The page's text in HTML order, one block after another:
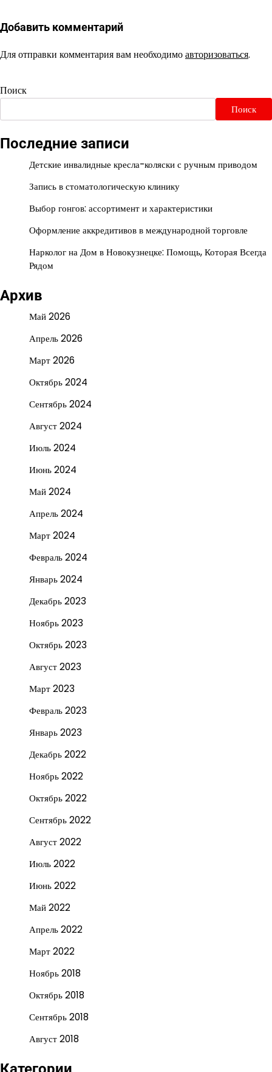
Добавить комментарий
Для отправки комментария вам необходимоавторизоваться.
Поиск
Поиск
Последние записи
Детские инвалидные кресла-коляски с ручным приводом
Запись в стоматологическую клинику
Выбор гонгов: ассортимент и характеристики
Оформление аккредитивов в международной торговле
Нарколог на Дом в Новокузнецке: Помощь, Которая Всегда
Рядом
Архив
Май 2026
Апрель 2026
Март 2026
Октябрь 2024
Сентябрь 2024
Август 2024
Июль 2024
Июнь 2024
Май 2024
Апрель 2024
Март 2024
Февраль 2024
Январь 2024
Декабрь 2023
Ноябрь 2023
Октябрь 2023
Август 2023
Март 2023
Февраль 2023
Январь 2023
Декабрь 2022
Ноябрь 2022
Октябрь 2022
Сентябрь 2022
Август 2022
Июль 2022
Июнь 2022
Май 2022
Апрель 2022
Март 2022
Ноябрь 2018
Октябрь 2018
Сентябрь 2018
Август 2018